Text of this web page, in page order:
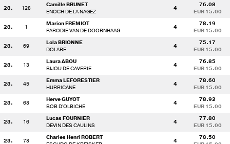
23. 128
Camille BRUNET
ENOCH DE LA NAGEZ
4
76.08
EUR 15.00
23. 1
Marion FREMIOT
PARODIE VAN DE DOORNHAAG
4
78.19
EUR 15.00
23. 69
Lola BRIONNE
DOLARE
4
75.17
EUR 15.00
23. 13
Laura ABOU
BIJOU DE CAVERIE
4
76.85
EUR 15.00
23. 45
Emma LEFORESTIER
HURRICANE
4
78.60
EUR 15.00
23. 68
Herve GUYOT
BOB D'OLBICHE
4
78.92
EUR 15.00
23. 16
Lucas FOURNIER
DEVIN DES CAULINS
4
77.80
EUR 15.00
23. 78
Charles Henri ROBERT
4
73.50